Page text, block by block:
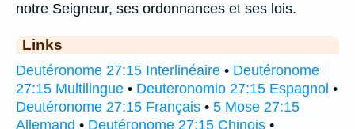
notre Seigneur, ses ordonnances et ses lois.
Links
Deutéronome 27:15 Interlinéaire • Deutéronome
27:15 Multilingue • Deuteronomio 27:15 Espagnol •
Deutéronome 27:15 Français • 5 Mose 27:15
Allemand • Deutéronome 27:15 Chinois •